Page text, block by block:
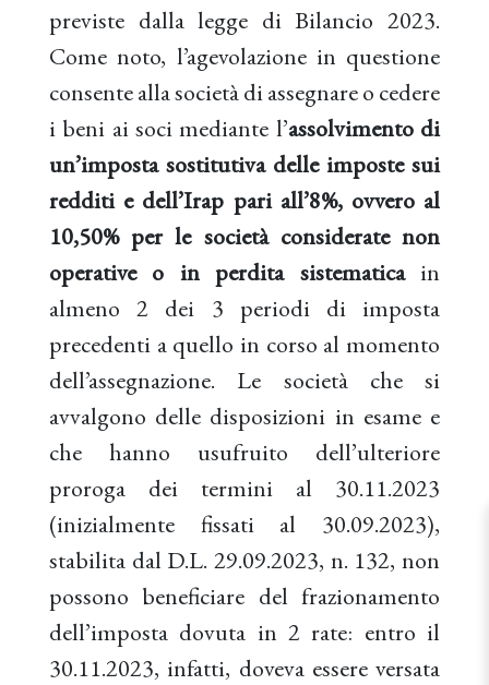
previste dalla legge di Bilancio 2023.
Come noto, l’agevolazione in questione
consente alla società di assegnare o cedere
i beni ai soci mediante l’assolvimento di
un’imposta sostitutiva delle imposte sui
redditi e dell’Irap pari all’8%, ovvero al
10,50% per le società considerate non
operative o in perdita sistematicain
almeno 2 dei 3 periodi di imposta
precedenti a quello in corso al momento
dell’assegnazione. Le società che si
avvalgono delle disposizioni in esame e
che hanno usufruito dell’ulteriore
proroga dei termini al 30.11.2023
(inizialmente fissati al 30.09.2023),
stabilita dal D.L. 29.09.2023, n. 132, non
possono beneficiare del frazionamento
dell’imposta dovuta in 2 rate: entro il
30.11.2023, infatti, doveva essere versata